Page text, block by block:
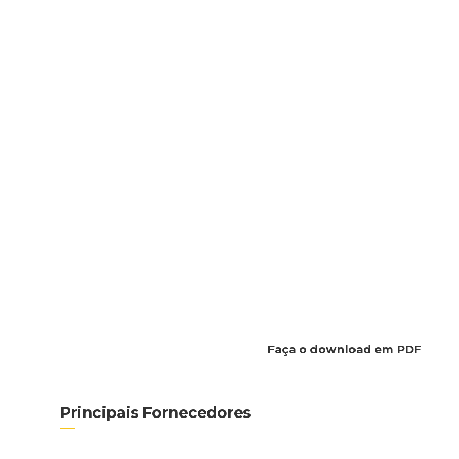
Faça o download em PDF
Principais Fornecedores